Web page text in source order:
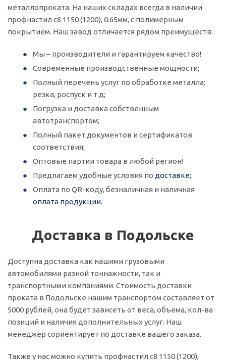
металлопроката. На наших складах всегда в наличии
профнастил с8 1150 (1200), 0.65мм, с полимерным
покрытием. Наш завод отличается рядом преимуществ:
Мы – производители и гарантируем качество!
Современные производственные мощности;
Полный перечень услуг по обработке металла:
резка, роспуск и т.д;
Погрузка и доставка собственным
автотранспортом;
Полный пакет документов и сертификатов
соответствия;
Оптовые партии товара в любой регион!
Предлагаем удобные условия по доставке;
Оплата по QR-коду, безналичная и наличная
оплата продукции.
Доставка в Подольске
Доступна доставка как нашими грузовыми
автомобилями разной тоннажности, так и
транспортными компаниями. Стоимость доставки
проката в Подольске нашим транспортом составляет от
5000 рублей, она будет зависеть от веса, объема, кол-ва
позиций и наличия дополнительных услуг. Наш
менеджер сориентирует по доставке вашего заказа.
Также у нас можно купить профнастил с8 1150 (1200),